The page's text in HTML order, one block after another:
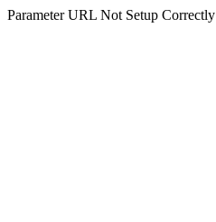
Parameter URL Not Setup Correctly